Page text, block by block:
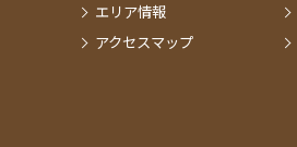
エリア情報
アクセスマップ